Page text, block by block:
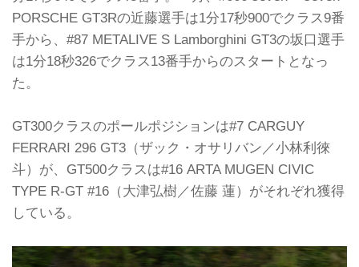
PORSCHE GT3Rの近藤選手は1分17秒900でクラス9番
手から、#87 METALIVE S Lamborghini GT3の坂口選手
は1分18秒326でクラス13番手からのスタートとなっ
た。
GT300クラスのポールポジションは#7 CARGUY
FERRARI 296 GT3（ザック・オサリバン／小林利徠
斗）が、GT500クラスは#16 ARTA MUGEN CIVIC
TYPE R-GT #16（大津弘樹／佐藤 蓮）がそれぞれ獲得
している。